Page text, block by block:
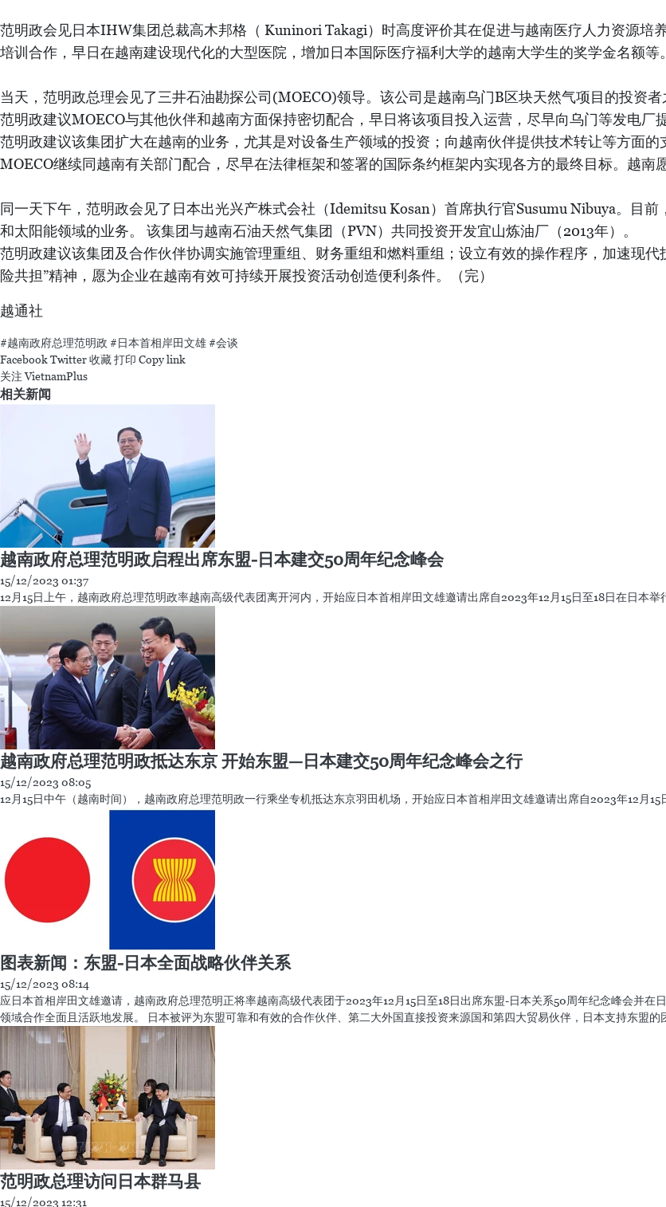
双方强调，将继续在共同关心的地区和国际问题上密切协调，为维护地区和世界的和平、稳定与发展作
理高度评价日本在东盟-日本建交50周年纪念峰会框架内举办亚洲净零排放共同体（AZEC）倡议峰会。
值此机会，两位领导人共同见证了总金额达到423亿日元（约合3亿美元）的两国官方发展援助合作文件
日本助学金(JDS)人力资源开发奖学金项目换文， K医院设备项目换文等的签署仪式。
两位领导人共同见证了换文签字仪式 图自越通社
范明政会见日本IHW集团总裁高木邦格（ Kuninori Takagi）时高度评价其在促进与越南医疗人力资源培
培训合作，早日在越南建设现代化的大型医院，增加日本国际医疗福利大学的越南大学生的奖学金名额等
范明政建议MOECO与其他伙伴和越南方面保持密切配合，早日将该项目投入运营，尽早向乌门等发电厂
范明政建议该集团扩大在越南的业务，尤其是对设备生产领域的投资；向越南伙伴提供技术转让等方面
MOECO继续同越南有关部门配合，尽早在法律框架和签署的国际条约框架内实现各方的最终目标。越南
同一天下午，范明政会见了日本出光兴产株式会社（Idemitsu Kosan）首席执行官Susumu Nibuya。目
和太阳能领域的业务。 该集团与越南石油天然气集团（PVN）共同投资开发宜山炼油厂（2013年）。
范明政建议该集团及合作伙伴协调实施管理重组、财务重组和燃料重组；设立有效的操作程序，加速现
险共担”精神，愿为企业在越南有效可持续开展投资活动创造便利条件。（完）
越通社
#越南政府总理范明政#日本首相岸田文雄#会谈
Facebook Twitter 收藏打印 Copy link
关注 VietnamPlus
相关新闻
越南政府总理范明政启程出席东盟-日本建交50周年纪念峰会
15/12/2023 01:37
12月15日上午，越南政府总理范明政率越南高级代表团离开河内，开始应日本首相岸田文雄邀请出席自2023年12月15日至18日在日本
越南政府总理范明政抵达东京 开始东盟—日本建交50周年纪念峰会之行
15/12/2023 08:05
12月15日中午（越南时间），越南政府总理范明政一行乘坐专机抵达东京羽田机场，开始应日本首相岸田文雄邀请出席自2023年12月
图表新闻：东盟-日本全面战略伙伴关系
15/12/2023 08:14
应日本首相岸田文雄邀请，越南政府总理范明正将率越南高级代表团于2023年12月15日至18日出席东盟-日本关系50周年纪念峰会并在